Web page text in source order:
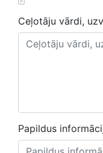
Ceļotāju vārdi,
Papildus